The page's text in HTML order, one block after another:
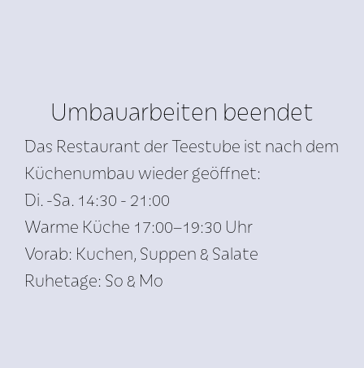
Umbauarbeiten beendet
Das Restaurant der Teestube ist nach dem
Küchenumbau wieder geöffnet:
Di. -Sa. 14:30 - 21:00
Warme Küche 17:00–19:30 Uhr
Vorab: Kuchen, Suppen & Salate
Ruhetage: So & Mo